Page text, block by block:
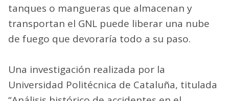
tanques o mangueras que almacenan y
transportan el GNL puede liberar una nube
de fuego que devoraría todo a su paso.
Una investigación realizada por la
Universidad Politécnica de Cataluña, titulada